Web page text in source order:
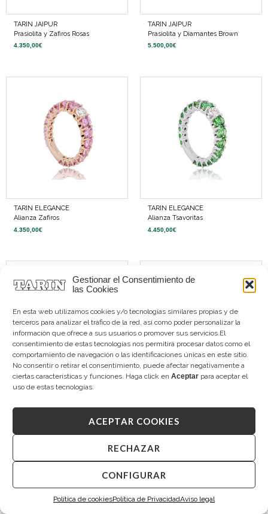
Gestionar el Consentimiento de
las Cookies
En esta web utilizamos cookies y/o tecnologías similares propias y de
terceros para analizar el tráfico de la red, así como poder personalizar la
información que ofrece a sus usuarios o promover sus servicios.El
consentimiento de estas tecnologías nos permitirá procesar datos como el
comportamiento de navegación o las identificaciones únicas en este sitio.
No consentir o retirar el consentimiento, puede afectar negativamente a
ciertas características y funciones. Haga click en Aceptar para aceptar el
uso de estas tecnologías.
ACEPTAR COOKIES
RECHAZAR
CONFIGURAR
Política de cookiesPolítica de PrivacidadAviso legal
TARIN JAIPUR
Prasiolita y Zafiros Rosas
4.350,00€
TARIN JAIPUR
Prasiolita y Diamantes Brown
5.500,00€
TARIN ELEGANCE
Alianza Zafiros
4.350,00€
TARIN ELEGANCE
Alianza Tsavoritas
4.450,00€